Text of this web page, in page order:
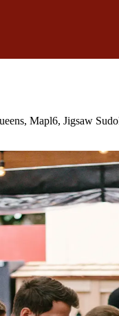
Mapl6, Jigsaw